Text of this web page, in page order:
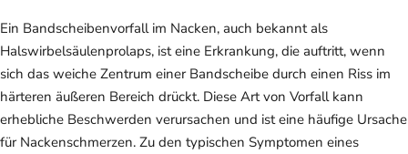
Ein Bandscheibenvorfall im Nacken, auch bekannt als
Halswirbelsäulenprolaps, ist eine Erkrankung, die auftritt, wenn
sich das weiche Zentrum einer Bandscheibe durch einen Riss im
härteren äußeren Bereich drückt. Diese Art von Vorfall kann
erhebliche Beschwerden verursachen und ist eine häufige Ursache
für Nackenschmerzen. Zu den typischen Symptomen eines